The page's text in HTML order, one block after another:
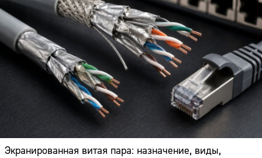
Экранированная витая пара: назначение, виды,